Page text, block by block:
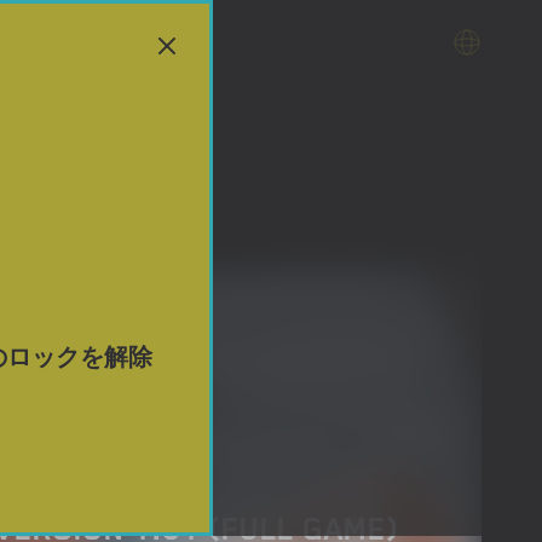
1.01 (FULL GAME)
ロックを解除